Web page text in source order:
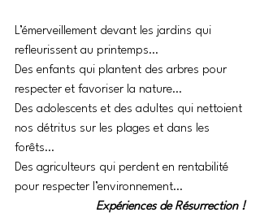
L’émerveillement devant les jardins qui
refleurissent au printemps…
Des enfants qui plantent des arbres pour
respecter et favoriser la nature…
Des adolescents et des adultes qui nettoient
nos détritus sur les plages et dans les
forêts…
Des agriculteurs qui perdent en rentabilité
pour respecter l’environnement…
Expériences de Résurrection !